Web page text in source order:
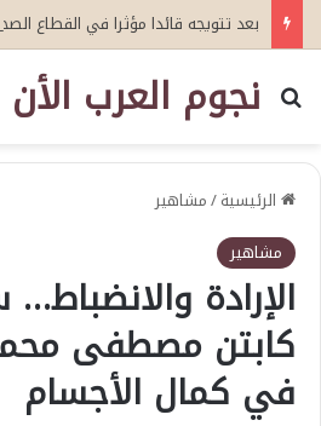
نجوم العرب الأن
بحث عن
الرئيسية/مشاهير
مشاهير
الإرادة
كابتن مصطفى
في كمال الأجسام